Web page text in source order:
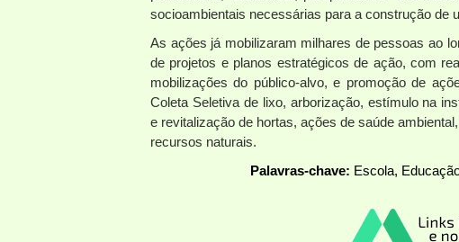
socioambientais necessárias para a construção de
As ações já mobilizaram milhares de pessoas ao
de projetos e planos estratégicos de ação, com
mobilizações do público-alvo, e promoção de
Coleta Seletiva de lixo, arborização, estímulo na
e revitalização de hortas, ações de saúde
recursos naturais.
Palavras-chave: Escola,